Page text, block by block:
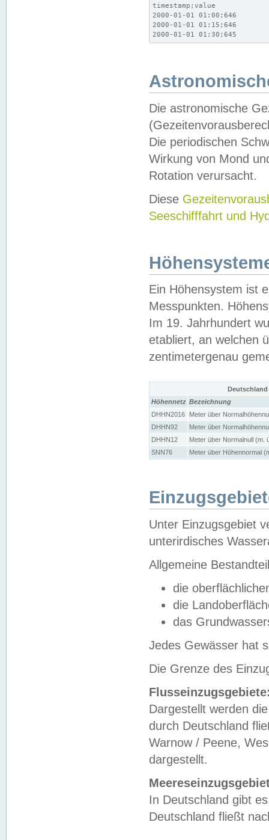
timestamp;value
2000-01-01 01:00;646
2000-01-01 01:15;646
2000-01-01 01:30;645
Die astronomische
Die periodischen
Wirkung von Mond
Rotation verursacht.
Diese
Seeschifffahrt und
Ein Höhensystem ist
Messpunkten.
Im 19. Jahrhundert
etabliert, an welchen
zentimetergenau
Höhennetz Bezeichnung
DHHN2016
Meter über
DHHN92
Meter über
DHHN12
Meter über Normalnull (m.
SNN76
Meter über Höhennormal
Unter Einzugsgebiet
unterirdisches
Allgemeine
die
die
das
Jedes Gewässer hat
Die Grenze des
Dargestellt werden
durch Deutschland
Warnow / Peene,
dargestellt.
In Deutschland gibt
Deutschland fließt